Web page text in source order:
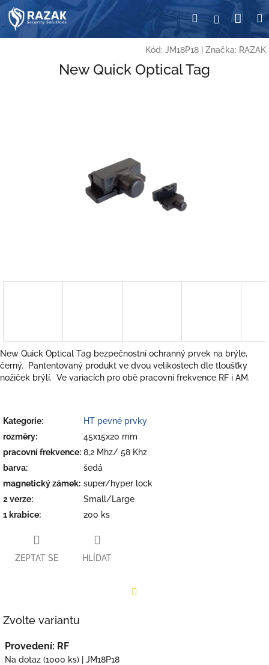
Přejít
na
obsah
HledatPřihlášení
Kód: JM18P18 Značka: RAZAK
New Quick Optical Tag
New Quick Optical Tag bezpečnostní ochranný prvek na brýle,
černý. Pantentovaný produkt ve dvou velikostech dle tloušťky
nožiček brýlí. Ve variacích pro obě pracovní frekvence RF i AM.
Kategorie:
HT pevné prvky
rozměry:
45x15x20 mm
pracovní frekvence: 8,2 Mhz/ 58 Khz
barva:
šedá
magnetický zámek: super/hyper lock
2 verze:
Small/Large
1 krabice: 200 ks
ZEPTAT SE HLÍDAT
Zvolte variantu
Provedení: RF
Na dotaz (1000 ks) | JM18P18